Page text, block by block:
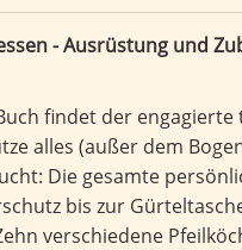
- Ausrüstung und
findet der
alles (außer dem
Die gesamte
bis zur
verschiedene